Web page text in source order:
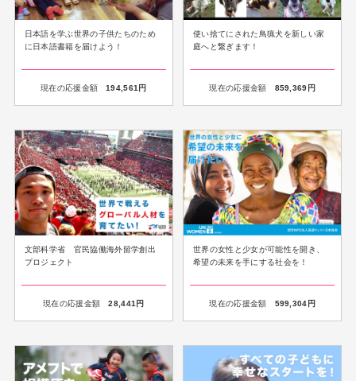
日本語を学ぶ世界の子供たちのため
に日本語書籍を届けよう！
現在の応援金額 194,561 円
使い捨てにされた鳥猟犬を新しい家
庭へと繋ぎます！
現在の応援金額 859,369 円
文部科学省 官民協働海外留学創出
プロジェクト
現在の応援金額 28,441 円
世界の女性と少女が可能性を開き、
希望の未来を手にする社会を！
現在の応援金額 599,304 円